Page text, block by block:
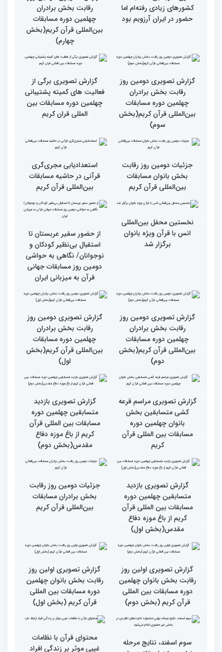
کسب موفقیت‌های متعدد
انس با قرآن چراغ راه
رسیدن به سرمنزل مقصود
است
قرائت قرآن برای هر
مسلمان باید اولین اولویت
باشد
انس با قرآن در روابط
اجتماعی افراد تأثیرگذار است
قاری آفریقایی: مسابقات
حضور در ایران آرزویم بود
گزارش تصویری دومین روز
چهلمین دوره مسابقات
بین‌المللی قرآن کریم(بخش
چهارم)
گزارش تصویری دومین روز
رقابت بخش برادران
چهلمین دوره مسابقات
گزارش تصویری برگی از
فعالیت های کمیته پشتیبانی
چهلمین دوره مسابقات بین
المللی قران کریم
جزئیات دومین روز رقابت
بخش بانوان مسابقات
بین‌المللی قرآن کریم
استعدادیابی مجری‌گری
قرآنی در حاشیه مسابقات
بین‌المللی قرآن کریم
نخستین محفل بین‌المللی
انس با قرآن ویژه بانوان
از حضور سفیر عربستان تا
نوجوانان/ نگاهی به حواشی
دومین روز مسابقات جهانی
قرآن به میزبانی ایران
گزارش تصویری دومین روز
چهلمین دوره مسابقات
بین‌المللی قرآن کریم(بخش
دوم)
گزارش تصویری دومین روز
چهلمین دوره مسابقات
بین‌المللی قرآن کریم(بخش
اول)
گزارش تصویری مراسم قرعه
بانوان چهلمین دوره
مسابقات بین المللی قرآن
کریم
گزارش تصویری بازدید
مسابقات بین المللی قرآن
کریم از باغ موزه دفاع
مقدس(بخش دوم)
متسابقین چهلمین دوره
جزئیات دومین روز رقابت
بخش برادران مسابقات